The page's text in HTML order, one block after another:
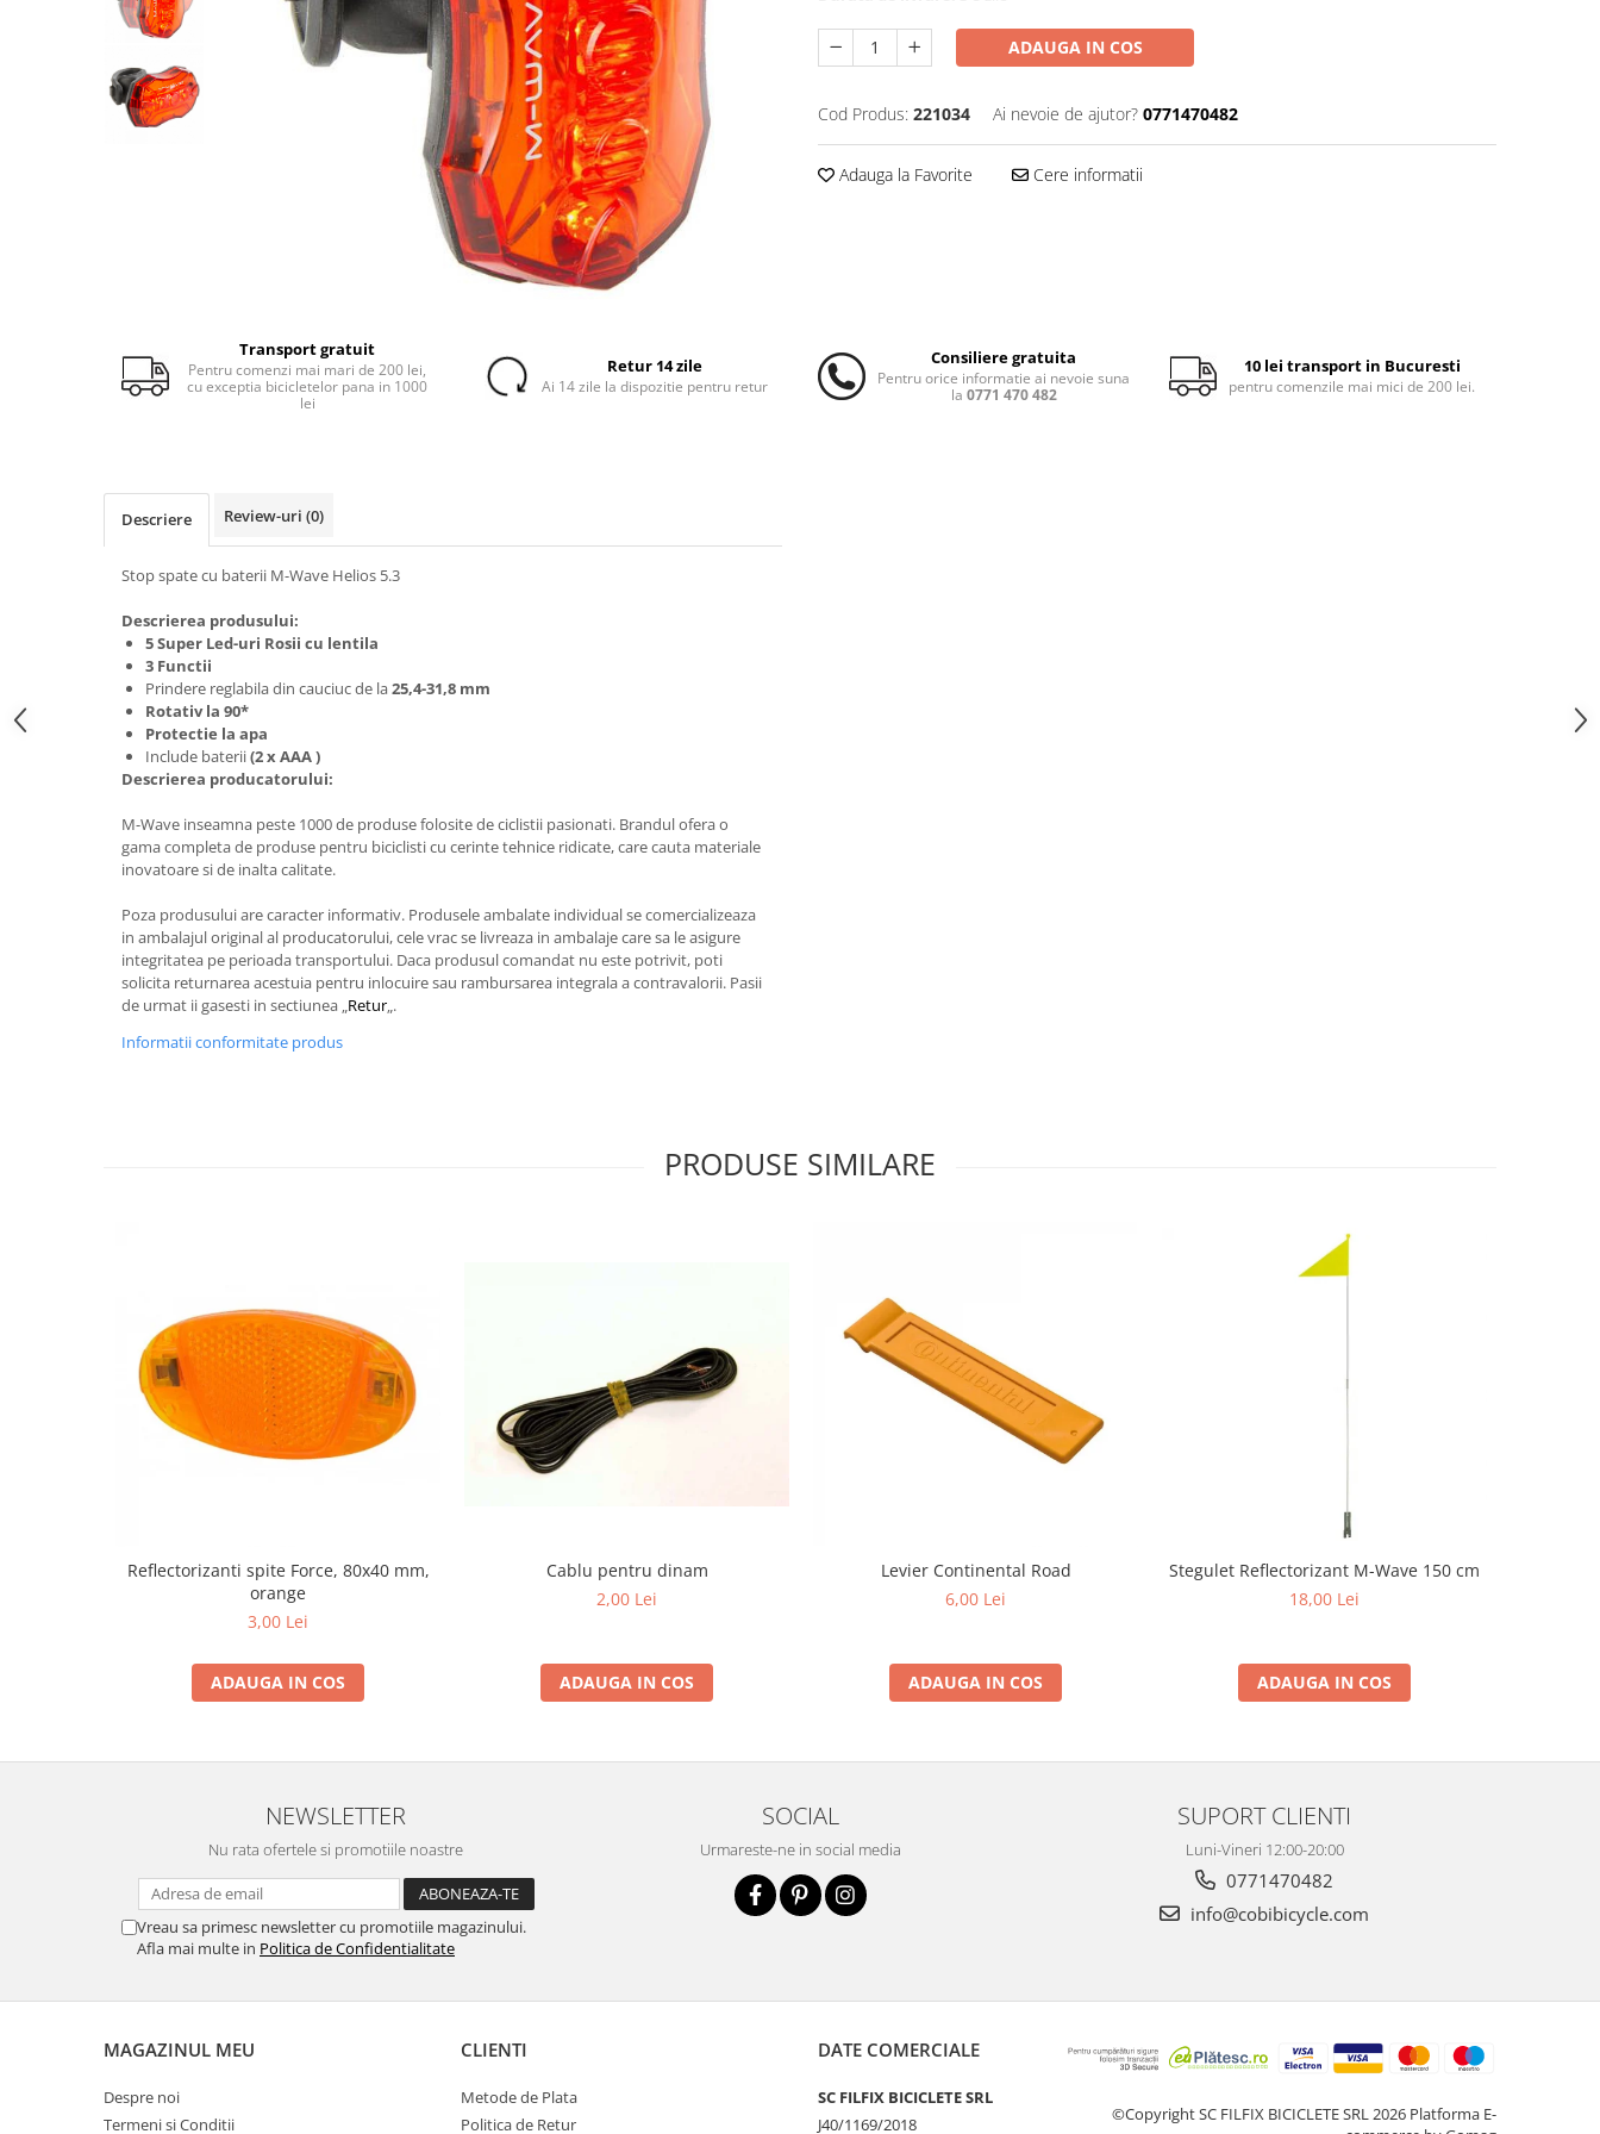
Reflectorizante
Roti ajutatoare
Manete schimbator
Mansoane & Ghidoline
Schimbatoare fata
ADAUGA IN COS
Cod Produs: 221034 Ai nevoie de ajutor? 0771470482
Adauga la Favorite Cere informatii
Transport gratuit
Pentru comenzi mai mari de 200 lei,
cu exceptia bicicletelor pana in 1000
lei
Retur 14 zile
Ai 14 zile la dispozitie pentru retur
Consiliere gratuita
Pentru orice informatie ai nevoie suna
la 0771 470 482
10 lei transport in Bucuresti
pentru comenzile mai mici de 200 lei.
Descriere Review-uri (0)
Stop spate cu baterii M-Wave Helios 5.3
Descrierea produsului:
5 Super Led-uri Rosii cu lentila
3 Functii
Prindere reglabila din cauciuc de la25,4-31,8 mm
Rotativ la 90*
Protectie la apa
Include baterii(2 x AAA )
Descrierea producatorului:
M-Wave inseamna peste 1000 de produse folosite de ciclistii pasionati. Brandul ofera o
gama completa de produse pentru biciclisti cu cerinte tehnice ridicate, care cauta materiale
inovatoare si de inalta calitate.
Poza produsului are caracter informativ. Produsele ambalate individual se comercializeaza
in ambalajul original al producatorului, cele vrac se livreaza in ambalaje care sa le asigure
integritatea pe perioada transportului. Daca produsul comandat nu este potrivit, poti
solicita returnarea acestuia pentru inlocuire sau rambursarea integrala a contravalorii. Pasii
de urmat ii gasesti in sectiunea „Retur„.
Informatii conformitate produs
PRODUSE SIMILARE
Reflectorizanti spite Force, 80x40 mm,
orange
3,00 Lei
ADAUGA IN COS
Cablu pentru dinam
2,00 Lei
ADAUGA IN COS
Levier Continental Road
6,00 Lei
ADAUGA IN COS
Stegulet Reflectorizant M-Wave 150 cm
18,00 Lei
ADAUGA IN COS
NEWSLETTER
Nu rata ofertele si promotiile noastre
Vreau sa primesc newsletter cu promotiile magazinului.
Afla mai multe in Politica de Confidentialitate
SOCIAL
Urmareste-ne in social media
SUPORT CLIENTI
Luni-Vineri 12:00-20:00
0771470482
info@cobibicycle.com
MAGAZINUL MEU
Despre noi
Termeni si Conditii
CLIENTI
Metode de Plata
Politica de Retur
DATE COMERCIALE
SC FILFIX BICICLETE SRL
J40/1169/2018
©Copyright SC FILFIX BICICLETE SRL 2026 Platforma E-